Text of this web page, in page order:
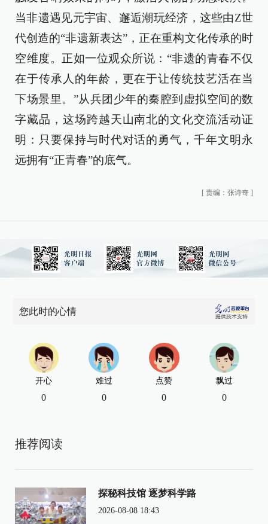
当非遗遇见元宇宙、邂逅潮玩经济，这些由Z世
代创造的“非遗新表达”，正在重构文化传承的时
空维度。正如一位观众所说：“非遗的青春不仅
在于传承人的年龄，更在于让传统技艺活在当
下场景里。”从兵团少年的秦腔到虚拟空间的数
字藏品，这场跨越天山南北的文化交流活动证
明：只要保持与时代对话的勇气，千年文明永
远拥有“正青春”的底气。
[ 责编：张诗奇 ]
您此时的心情
开心
0
难过
0
点赞
0
飘过
0
推荐阅读
探秘科技馆 逐梦科学路
2026-08-08 18:43